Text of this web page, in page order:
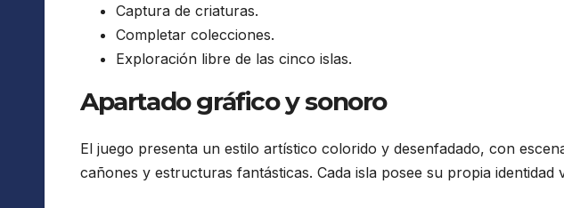
Captura de criaturas.
Completar colecciones.
Exploración libre de las cinco islas.
Apartado gráfico y sonoro
El juego presenta un estilo artístico colorido y desenfadado, con
cañones y estructuras fantásticas. Cada isla posee su propia identidad